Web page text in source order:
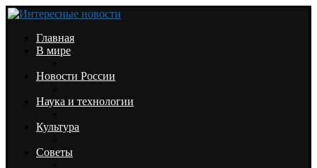
Главная
В мире
Новости России
Наука и технологии
Культура
Советы